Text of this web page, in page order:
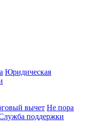
Юридическая
вычет Не пора
поддержки